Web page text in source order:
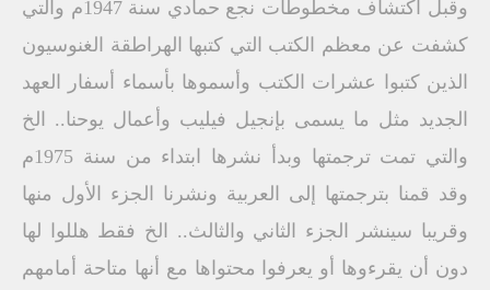
وقبل اكتشاف مخطوطات نجع حمادي سنة 1947م والتي
كشفت عن معظم الكتب التي كتبها الهراطقة الغنوسيون
الذين كتبوا عشرات الكتب وأسموها بأسماء أسفار العهد
الجديد مثل ما يسمى بإنجيل فيليب وأعمال يوحنا.. الخ
والتي تمت ترجمتها وبدأ نشرها ابتداء من سنة 1975م
وقد قمنا بترجمتها إلى العربية ونشرنا الجزء الأول منها
وقريبا سينشر الجزء الثاني والثالث.. الخ فقط هللوا لها
دون أن يقرءوها أو يعرفوا محتواها مع أنها متاحة أمامهم